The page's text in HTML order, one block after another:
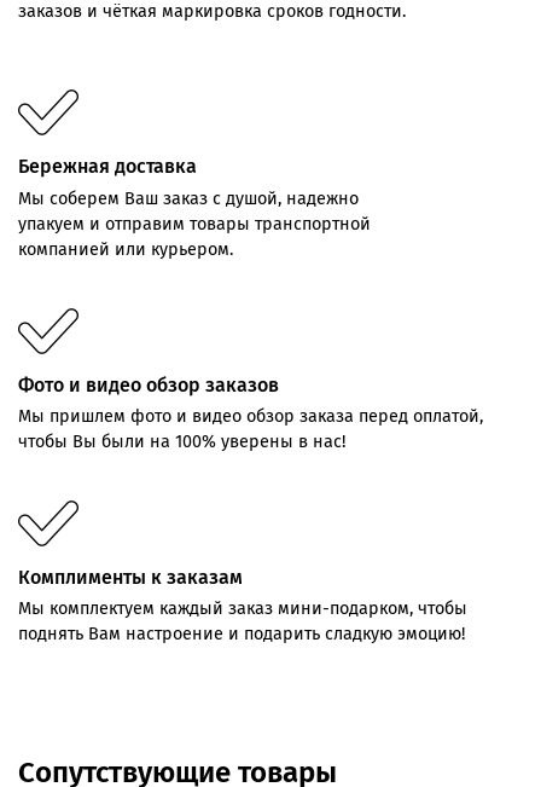
заказов и чёткая маркировка сроков годности.
Бережная доставка
Мы соберем Ваш заказ с душой, надежно
упакуем и отправим товары транспортной
компанией или курьером.
Фото и видео обзор заказов
Мы пришлем фото и видео обзор заказа перед оплатой,
чтобы Вы были на 100% уверены в нас!
Комплименты к заказам
Мы комплектуем каждый заказ мини-подарком, чтобы
поднять Вам настроение и подарить сладкую эмоцию!
Сопутствующие товары